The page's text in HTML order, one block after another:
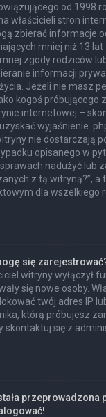
od 1998
właścicieli stron
zbierać informacje
mniej niż 13
zgody rodziców
informacji
Jeżeli nie masz
kogoś próbującego
internetowej –
wyjaśnienie.
nie dostarczają
opisanego w
nadużyć lub
z tą witryną?”, a
dla wszelkiego
się
witryny wyłączył
się nowe osoby.
twój adres IP
którą próbujesz
skontaktuj się z
przeprowadzona